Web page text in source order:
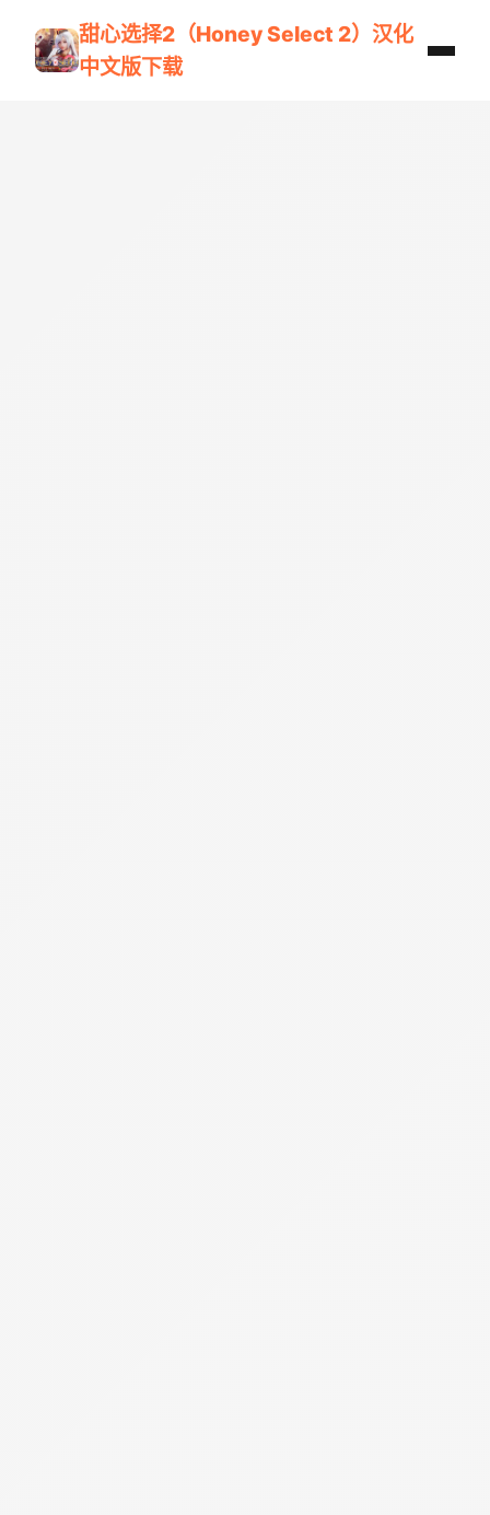
甜心选择2（Honey Select 2）汉化
中文版下载